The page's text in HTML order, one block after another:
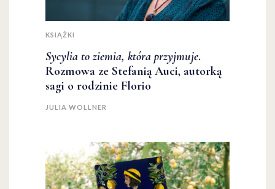
KSIĄŻKI
Sycylia to ziemia, która przyjmuje.
Rozmowa ze Stefanią Auci, autorką
sagi o rodzinie Florio
JULIA WOLLNER